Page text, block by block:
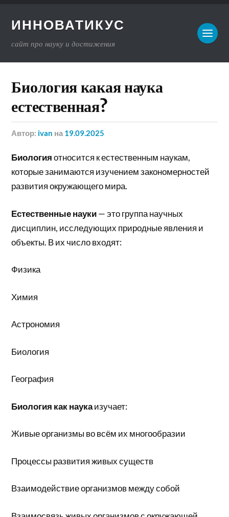
ИННОВАТИКУС
сайт про науку и достижения
Биология какая наука
естественная?
Автор: ivan на 19.09.2025
Биологияотносится к естественным наукам,
которые занимаются изучением закономерностей
развития окружающего мира.
Естественные науки— это группа научных
дисциплин, исследующих природные явления и
объекты. В их число входят:
Физика
Химия
Астрономия
Биология
География
Биология как наукаизучает:
Живые организмы во всём их многообразии
Процессы развития живых существ
Взаимодействие организмов между собой